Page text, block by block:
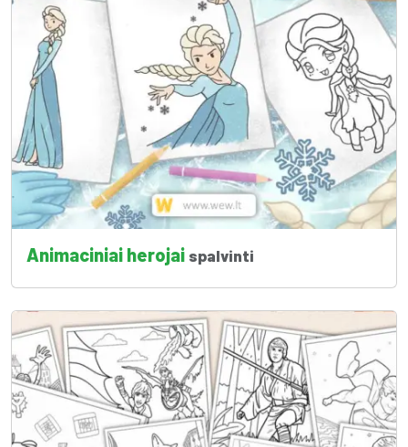
Animaciniai herojai spalvinti